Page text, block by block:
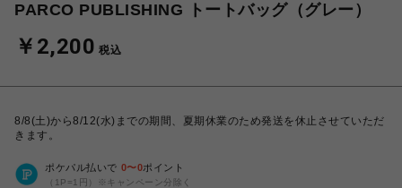
PARCO PUBLISHING トートバッグ（グレー）
￥2,200 税込
8/8(土)から8/12(水)までの期間、夏期休業のため発送を休止させていただ
きます。
ポケパル払いで 0〜0ポイント
（1P=1円）※キャンペーン分除く